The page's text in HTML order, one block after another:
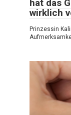
hat das
wirklich
Prinzessin